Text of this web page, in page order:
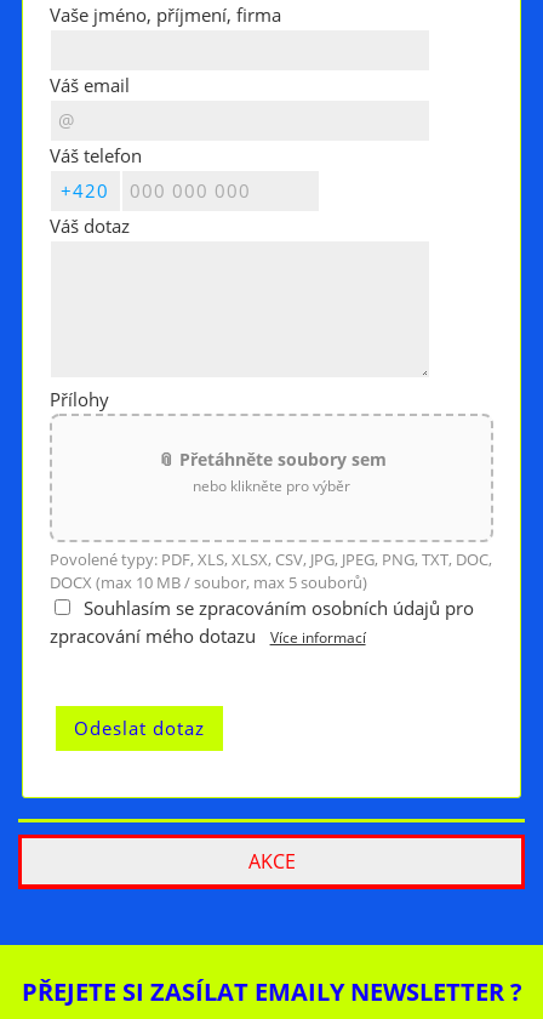
Vaše jméno, příjmení, firma
Váš email
Váš telefon
Váš dotaz
Přílohy
📎 Přetáhněte soubory sem
nebo klikněte pro výběr
Povolené typy: PDF, XLS, XLSX, CSV, JPG, JPEG, PNG, TXT, DOC,
DOCX (max 10 MB / soubor, max 5 souborů)
Souhlasím se zpracováním osobních údajů pro
zpracování mého dotazu
Více informací
AKCE
PŘEJETE SI ZASÍLAT EMAILY NEWSLETTER ?